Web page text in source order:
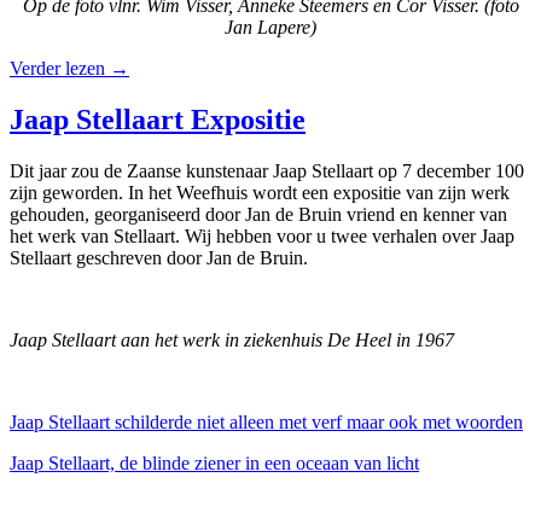
Op de foto vlnr. Wim Visser, Anneke Steemers en Cor Visser. (foto
Jan Lapere)
Verder lezen →
Jaap Stellaart Expositie
Dit jaar zou de Zaanse kunstenaar Jaap Stellaart op 7 december 100
zijn geworden. In het Weefhuis wordt een expositie van zijn werk
gehouden, georganiseerd door Jan de Bruin vriend en kenner van
het werk van Stellaart. Wij hebben voor u twee verhalen over Jaap
Stellaart geschreven door Jan de Bruin.
Jaap Stellaart aan het werk in ziekenhuis De Heel in 1967
Jaap Stellaart schilderde niet alleen met verf maar ook met woorden
Jaap Stellaart, de blinde ziener in een oceaan van licht